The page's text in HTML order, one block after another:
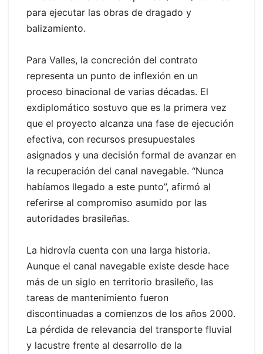
para ejecutar las obras de dragado y
balizamiento.
Para Valles, la concreción del contrato
representa un punto de inflexión en un
proceso binacional de varias décadas. El
exdiplomático sostuvo que es la primera vez
que el proyecto alcanza una fase de ejecución
efectiva, con recursos presupuestales
asignados y una decisión formal de avanzar en
la recuperación del canal navegable. “Nunca
habíamos llegado a este punto”, afirmó al
referirse al compromiso asumido por las
autoridades brasileñas.
La hidrovía cuenta con una larga historia.
Aunque el canal navegable existe desde hace
más de un siglo en territorio brasileño, las
tareas de mantenimiento fueron
discontinuadas a comienzos de los años 2000.
La pérdida de relevancia del transporte fluvial
y lacustre frente al desarrollo de la